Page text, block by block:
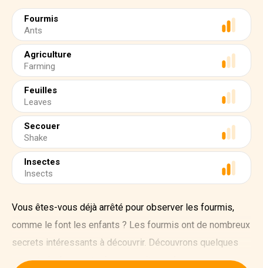
Fourmis
Ants
Agriculture
Farming
Feuilles
Leaves
Secouer
Shake
Insectes
Insects
Vous êtes-vous déjà arrêté pour observer les fourmis,
comme le font les enfants ? Les fourmis ont de nombreux
secrets intéressants à découvrir. Découvrons quelques
aspects intéressants de ces petites créatures.